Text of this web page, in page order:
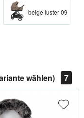
beige luster 09
wählen) 7